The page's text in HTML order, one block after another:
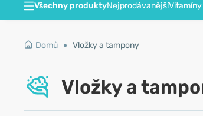
Všechny produktyNejprodávanější
Domů Vložky a tampony
Vložky a